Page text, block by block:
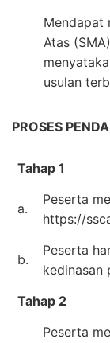
Mendapat
Atas
usulan
PROSES
Tahap 1
a.
Peserta
https://
b.
Peserta
kedinasan
Tahap 2
Peserta